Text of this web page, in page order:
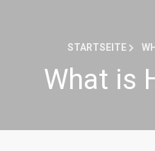
STARTSEITE
What is